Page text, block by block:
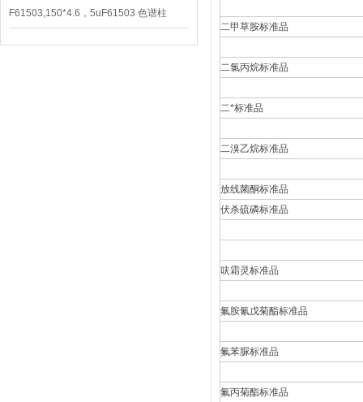
3600/支
F61503,150*4.6，5uF61503 色谱柱
CAPCELL PAK C18 UG120
二甲草胺标准品
二氯丙烷标准品
二*标准品
二溴乙烷标准品
放线菌酮标准品
伏杀硫磷标准品
呋霜灵标准品
氟胺氰戊菊酯标准品
氟苯脲标准品
氟丙菊酯标准品